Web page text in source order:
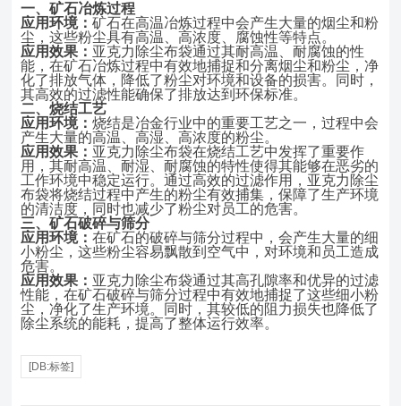
一、矿石冶炼过程
应用环境：矿石在高温冶炼过程中会产生大量的烟尘和粉
尘，这些粉尘具有高温、高浓度、腐蚀性等特点。
应用效果： 亚克力除尘布袋通过其耐高温、耐腐蚀的性
能，在矿石冶炼过程中有效地捕捉和分离烟尘和粉尘，净
化了排放气体，降低了粉尘对环境和设备的损害。同时，
其高效的过滤性能确保了排放达到环保标准。
二、烧结工艺
应用环境：烧结是冶金行业中的重要工艺之一，过程中会
产生大量的高温、高湿、高浓度的粉尘。
应用效果： 亚克力除尘布袋在烧结工艺中发挥了重要作
用，其耐高温、耐湿、耐腐蚀的特性使得其能够在恶劣的
工作环境中稳定运行。通过高效的过滤作用，亚克力除尘
布袋将烧结过程中产生的粉尘有效捕集，保障了生产环境
的清洁度，同时也减少了粉尘对员工的危害。
三、矿石破碎与筛分
应用环境：在矿石的破碎与筛分过程中，会产生大量的细
小粉尘，这些粉尘容易飘散到空气中，对环境和员工造成
危害。
应用效果： 亚克力除尘布袋通过其高孔隙率和优异的过滤
性能，在矿石破碎与筛分过程中有效地捕捉了这些细小粉
尘，净化了生产环境。同时，其较低的阻力损失也降低了
除尘系统的能耗，提高了整体运行效率。
[DB:标签]